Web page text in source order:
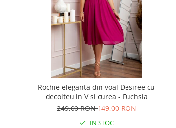
Rochie eleganta din voal Desiree cu
decolteu in V si curea - Fuchsia
249,00 RON149,00 RON
IN STOC